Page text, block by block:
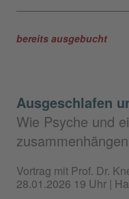
bereits ausgebucht
Ausgeschlafen
Wie Psyche und
zusammenhängen
Vortrag mit Prof. Dr.
28.01.2026 19 Uhr |